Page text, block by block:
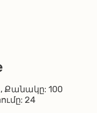
Քանակը: 100
24